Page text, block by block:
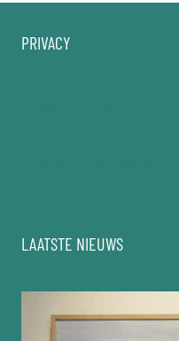
PRIVACY
LAATSTE NIEUWS